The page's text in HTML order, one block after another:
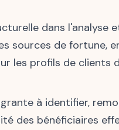
dans l'analyse
sources de fortune,
les profils de clients
à identifier,
des bénéficiaires